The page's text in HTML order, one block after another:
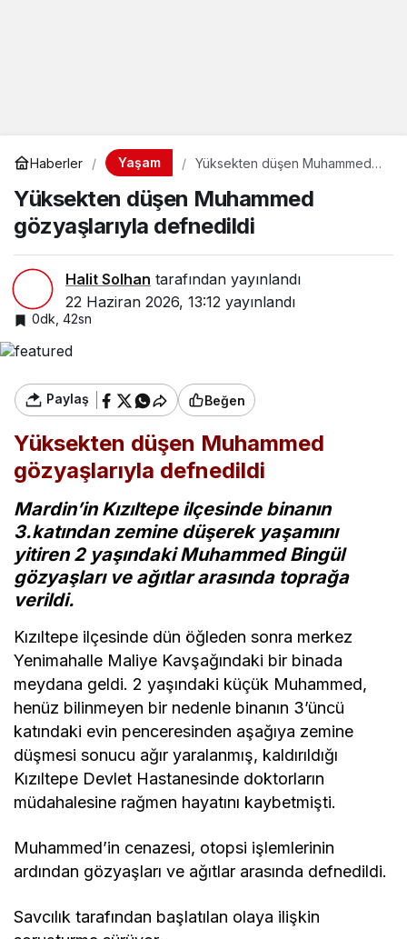
Haberler Yaşam
Yüksekten düşen Muhammed
Yüksekten düşen Muhammed
gözyaşlarıyla defnedildi
Halit Solhan tarafından yayınlandı
22 Haziran 2026, 13:12 yayınlandı
0dk, 42sn
Paylaş Beğen
Yüksekten düşen Muhammed
gözyaşlarıyla defnedildi
Mardin’in Kızıltepe ilçesinde binanın
3.katından zemine düşerek yaşamını
yitiren 2 yaşındaki Muhammed Bingül
gözyaşları ve ağıtlar arasında toprağa
verildi.
Kızıltepe ilçesinde dün öğleden sonra merkez
Yenimahalle Maliye Kavşağındaki bir binada
meydana geldi. 2 yaşındaki küçük Muhammed,
henüz bilinmeyen bir nedenle binanın 3’üncü
katındaki evin penceresinden aşağıya zemine
düşmesi sonucu ağır yaralanmış, kaldırıldığı
Kızıltepe Devlet Hastanesinde doktorların
müdahalesine rağmen hayatını kaybetmişti.
Muhammed’in cenazesi, otopsi işlemlerinin
ardından gözyaşları ve ağıtlar arasında defnedildi.
Savcılık tarafından başlatılan olaya ilişkin